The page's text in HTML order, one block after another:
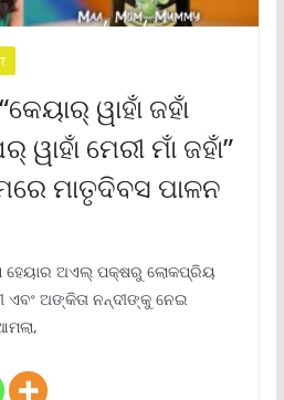
ୱାହାଁ ଜହାଁ
ମେରୀ ମାଁ ଜହାଁ”
ମାତୃଦିବସ ପାଳନ
ହେୟାର ଅଏଲ୍ ପକ୍ଷରୁ ଲୋକପ୍ରିୟ
ଏବଂ ଅଙ୍କିତା ନନ୍ଦୀଙ୍କୁ ନେଇ